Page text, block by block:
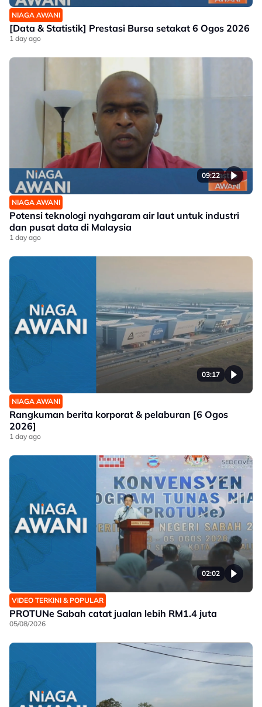
NIAGA AWANI
[Data & Statistik] Prestasi Bursa setakat 6 Ogos 2026
1 day ago
09:22
NIAGA AWANI
Potensi teknologi nyahgaram air laut untuk industri
dan pusat data di Malaysia
1 day ago
03:17
NIAGA AWANI
Rangkuman berita korporat & pelaburan [6 Ogos
2026]
1 day ago
02:02
VIDEO TERKINI & POPULAR
PROTUNe Sabah catat jualan lebih RM1.4 juta
05/08/2026